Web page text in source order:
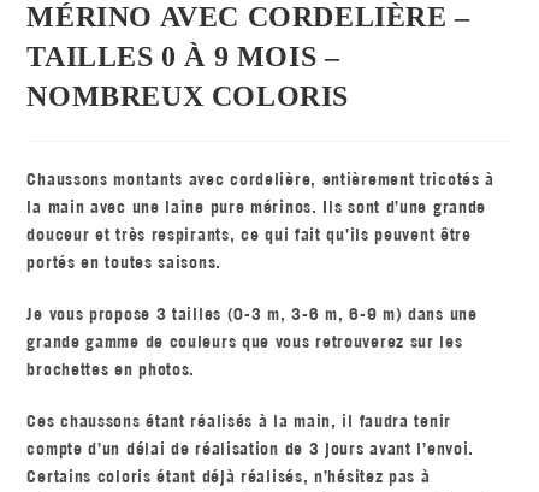
MÉRINO AVEC CORDELIÈRE –
TAILLES 0 À 9 MOIS –
NOMBREUX COLORIS
Chaussons montants avec cordelière, entièrement tricotés à
la main avec une laine pure mérinos. Ils sont d’une grande
douceur et très respirants, ce qui fait qu’ils peuvent être
portés en toutes saisons.
Je vous propose 3 tailles (0-3 m, 3-6 m, 6-9 m) dans une
grande gamme de couleurs que vous retrouverez sur les
brochettes en photos.
Ces chaussons étant réalisés à la main, il faudra tenir
compte d’un délai de réalisation de 3 jours avant l’envoi.
Certains coloris étant déjà réalisés, n’hésitez pas à